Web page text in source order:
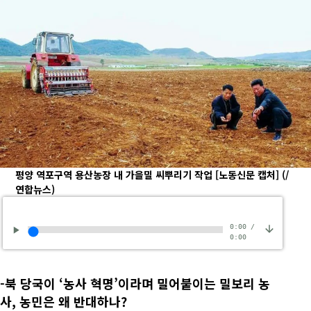
평양 역포구역 용산농장 내 가을밀 씨뿌리기 작업 [노동신문 캡처] (/
연합뉴스)
0:00/
0:00
-북 당국이 ‘농사 혁명’이라며 밀어붙이는 밀보리 농
사, 농민은 왜 반대하나?